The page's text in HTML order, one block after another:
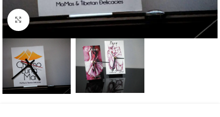
Κάντε κλικ για μεγέθυνση